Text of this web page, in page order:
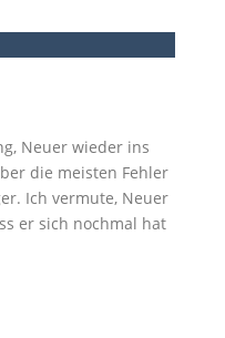
Neuer wieder ins
die meisten Fehler
Ich vermute, Neuer
er sich nochmal hat